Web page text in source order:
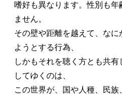
嗜好も異なります。性別も
ません。
その壁や距離を越えて、な
ようとする行為、
しかもそれを聴く方とも共
してゆくのは、
この世界が、国や人種、民